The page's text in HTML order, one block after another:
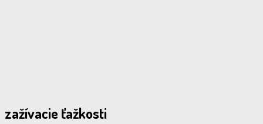
zažívacie ťažkosti